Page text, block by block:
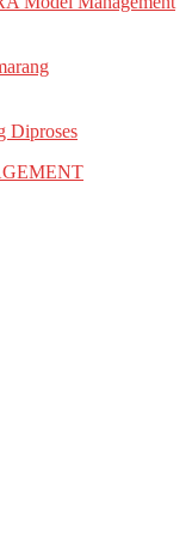
Diproses